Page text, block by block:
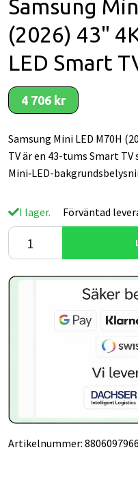
Samsung
(2026) 43"
LED Smart
4 706 kr
Samsung Mini LED M70H
TV är en 43-tums Smart
Mini‑LED-
I lager. Förväntad
Artikelnummer: